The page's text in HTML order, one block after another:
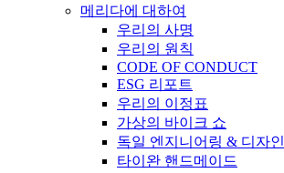
메리다에 대하여
우리의 사명
우리의 원칙
CODE OF CONDUCT
ESG 리포트
우리의 이정표
가상의 바이크 쇼
독일 엔지니어링 & 디자인
타이완 핸드메이드